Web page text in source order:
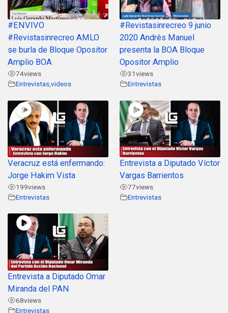
#ENVIVO
#Revistasinrecreo AMLO
se burla de Bloque Opositor
Amplio BOA
74views
Entrevistasvideos
#Revistasinrecreo 9 junio
2020 Andrés Manuel
presenta la BOA Bloque
Opositor Amplio
31views
Entrevistas
Veracruz está enfermando:
Jorge Hakim Vista
199views
Entrevistas
Entrevista a Diputado Víctor
Vargas Barrientos
77views
Entrevistas
Entrevista a Diputado Omar
Miranda del PAN
68views
Entrevistas